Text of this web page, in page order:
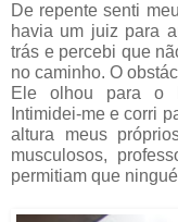
De repente senti
havia um juiz para
trás e percebi que
no caminho. O
Ele olhou para o
Intimidei-me e corri
altura meus
musculosos,
permitiam que